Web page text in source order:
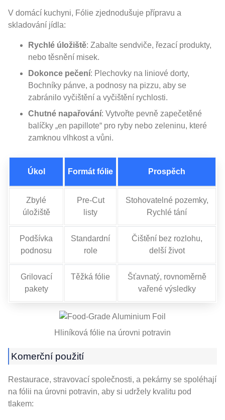
V domácí kuchyni, Fólie zjednodušuje přípravu a
skladování jídla:
Rychlé úložiště: Zabalte sendviče, řezací produkty,
nebo těsnění misek.
Dokonce pečení: Plechovky na liniové dorty,
Bochníky pánve, a podnosy na pizzu, aby se
zabránilo vyčištění a vyčištění rychlosti.
Chutné napařování: Vytvořte pevně zapečetěné
balíčky „en papillote“ pro ryby nebo zeleninu, které
zamknou vlhkost a vůni.
Úkol Formát fólie Prospěch
Zbylé
úložiště
Pre-Cut
listy
Stohovatelné pozemky,
Rychlé tání
Podšívka
podnosu
Standardní
role
Čištění bez rozlohu,
delší život
Grilovací
pakety
Těžká fólie
Šťavnatý, rovnoměrně
vařené výsledky
Hliníková fólie na úrovni potravin
Komerční použití
Restaurace, stravovací společnosti, a pekárny se spoléhají
na fólii na úrovni potravin, aby si udržely kvalitu pod
tlakem: